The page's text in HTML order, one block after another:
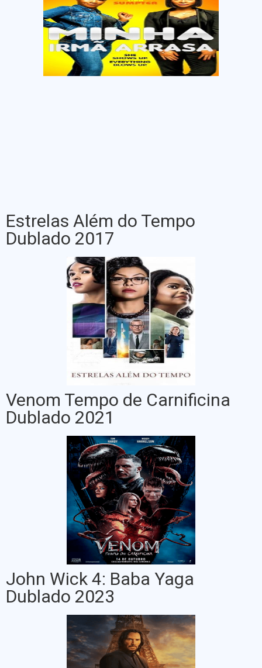
Estrelas Além do Tempo
Dublado 2017
Venom Tempo de Carnificina
Dublado 2021
John Wick 4: Baba Yaga
Dublado 2023